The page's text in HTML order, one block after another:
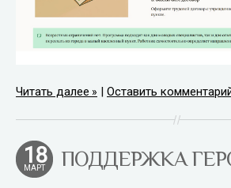
Читать далее Оставить
18
МАРТ ПОДДЕРЖКА